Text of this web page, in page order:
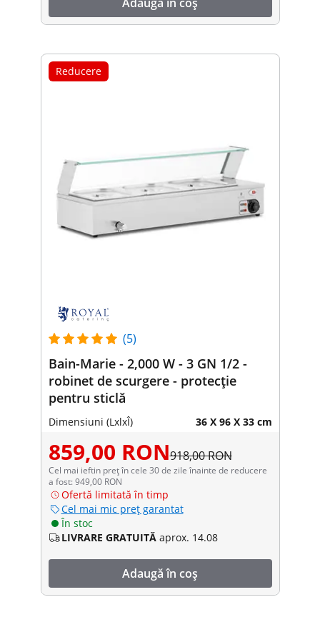
Reducere
(5)
Bain-Marie - 2,000 W - 3 GN 1/2 -
robinet de scurgere - protecție
pentru sticlă
Dimensiuni (LxlxÎ) 36 X 96 X 33 cm
859,00 RON918,00 RON
Cel mai ieftin preț în cele 30 de zile înainte de reducere
a fost: 949,00 RON
Ofertă limitată în timp
Cel mai mic preț garantat
În stoc
LIVRARE GRATUITĂ aprox. 14.08
Adaugă în coș